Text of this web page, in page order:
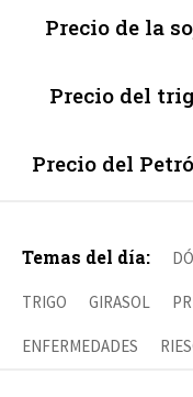
Precio de la
Precio del
Precio del
Temas del día:
TRIGO GIRASOL
ENFERMEDADES